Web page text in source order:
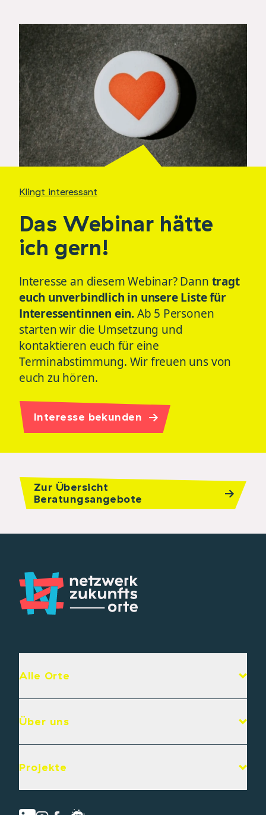
Klingt interessant
Das Webinar hätte
ich gern!
Interesse an diesem Webinar? Dann tragt
euch unverbindlich in unsere Liste für
Interessentinnen ein.Ab 5 Personen
starten wir die Umsetzung und
kontaktieren euch für eine
Terminabstimmung. Wir freuen uns von
euch zu hören.
Interesse bekunden
Zur Übersicht
Beratungsangebote
Alle Orte
Über uns
Projekte